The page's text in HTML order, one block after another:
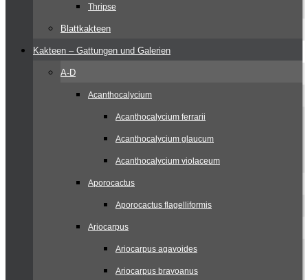
Thripse
Blattkakteen
Kakteen – Gattungen und Galerien
A-D
Acanthocalycium
Acanthocalycium ferrarii
Acanthocalycium glaucum
Acanthocalycium violaceum
Aporocactus
Aporocactus flagelliformis
Ariocarpus
Ariocarpus agavoides
Ariocarpus bravoanus